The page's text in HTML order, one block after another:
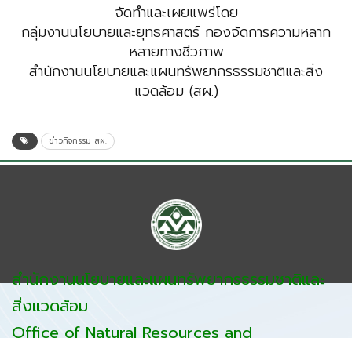
จัดทำและเผยแพร่โดย
กลุ่มงานนโยบายและยุทธศาสตร์ กองจัดการความหลาก
หลายทางชีวภาพ
สำนักงานนโยบายและแผนทรัพยากรธรรมชาติและสิ่ง
แวดล้อม (สผ.)
ข่าวกิจกรรม สผ.
สำนักงานนโยบายและแผนทรัพยากรธรรมชาติและ
สิ่งแวดล้อม
Office of Natural Resources and